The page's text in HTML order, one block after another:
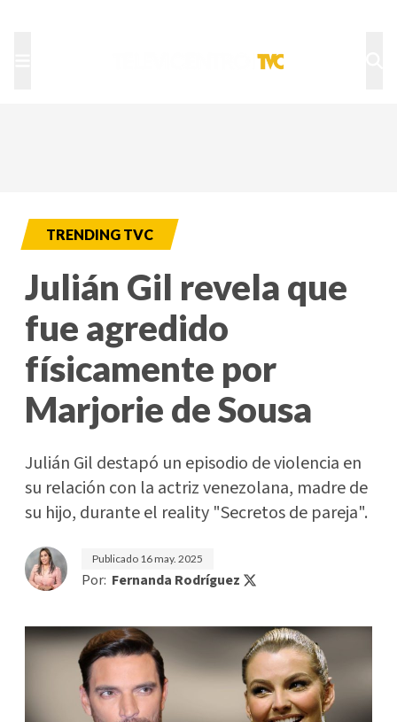
TRENDING TVC
Julián Gil revela que
fue agredido
físicamente por
Marjorie de Sousa
Julián Gil destapó un episodio de violencia en
su relación con la actriz venezolana, madre de
su hijo, durante el reality "Secretos de pareja".
Publicado 16 may. 2025
Por: Fernanda Rodríguez